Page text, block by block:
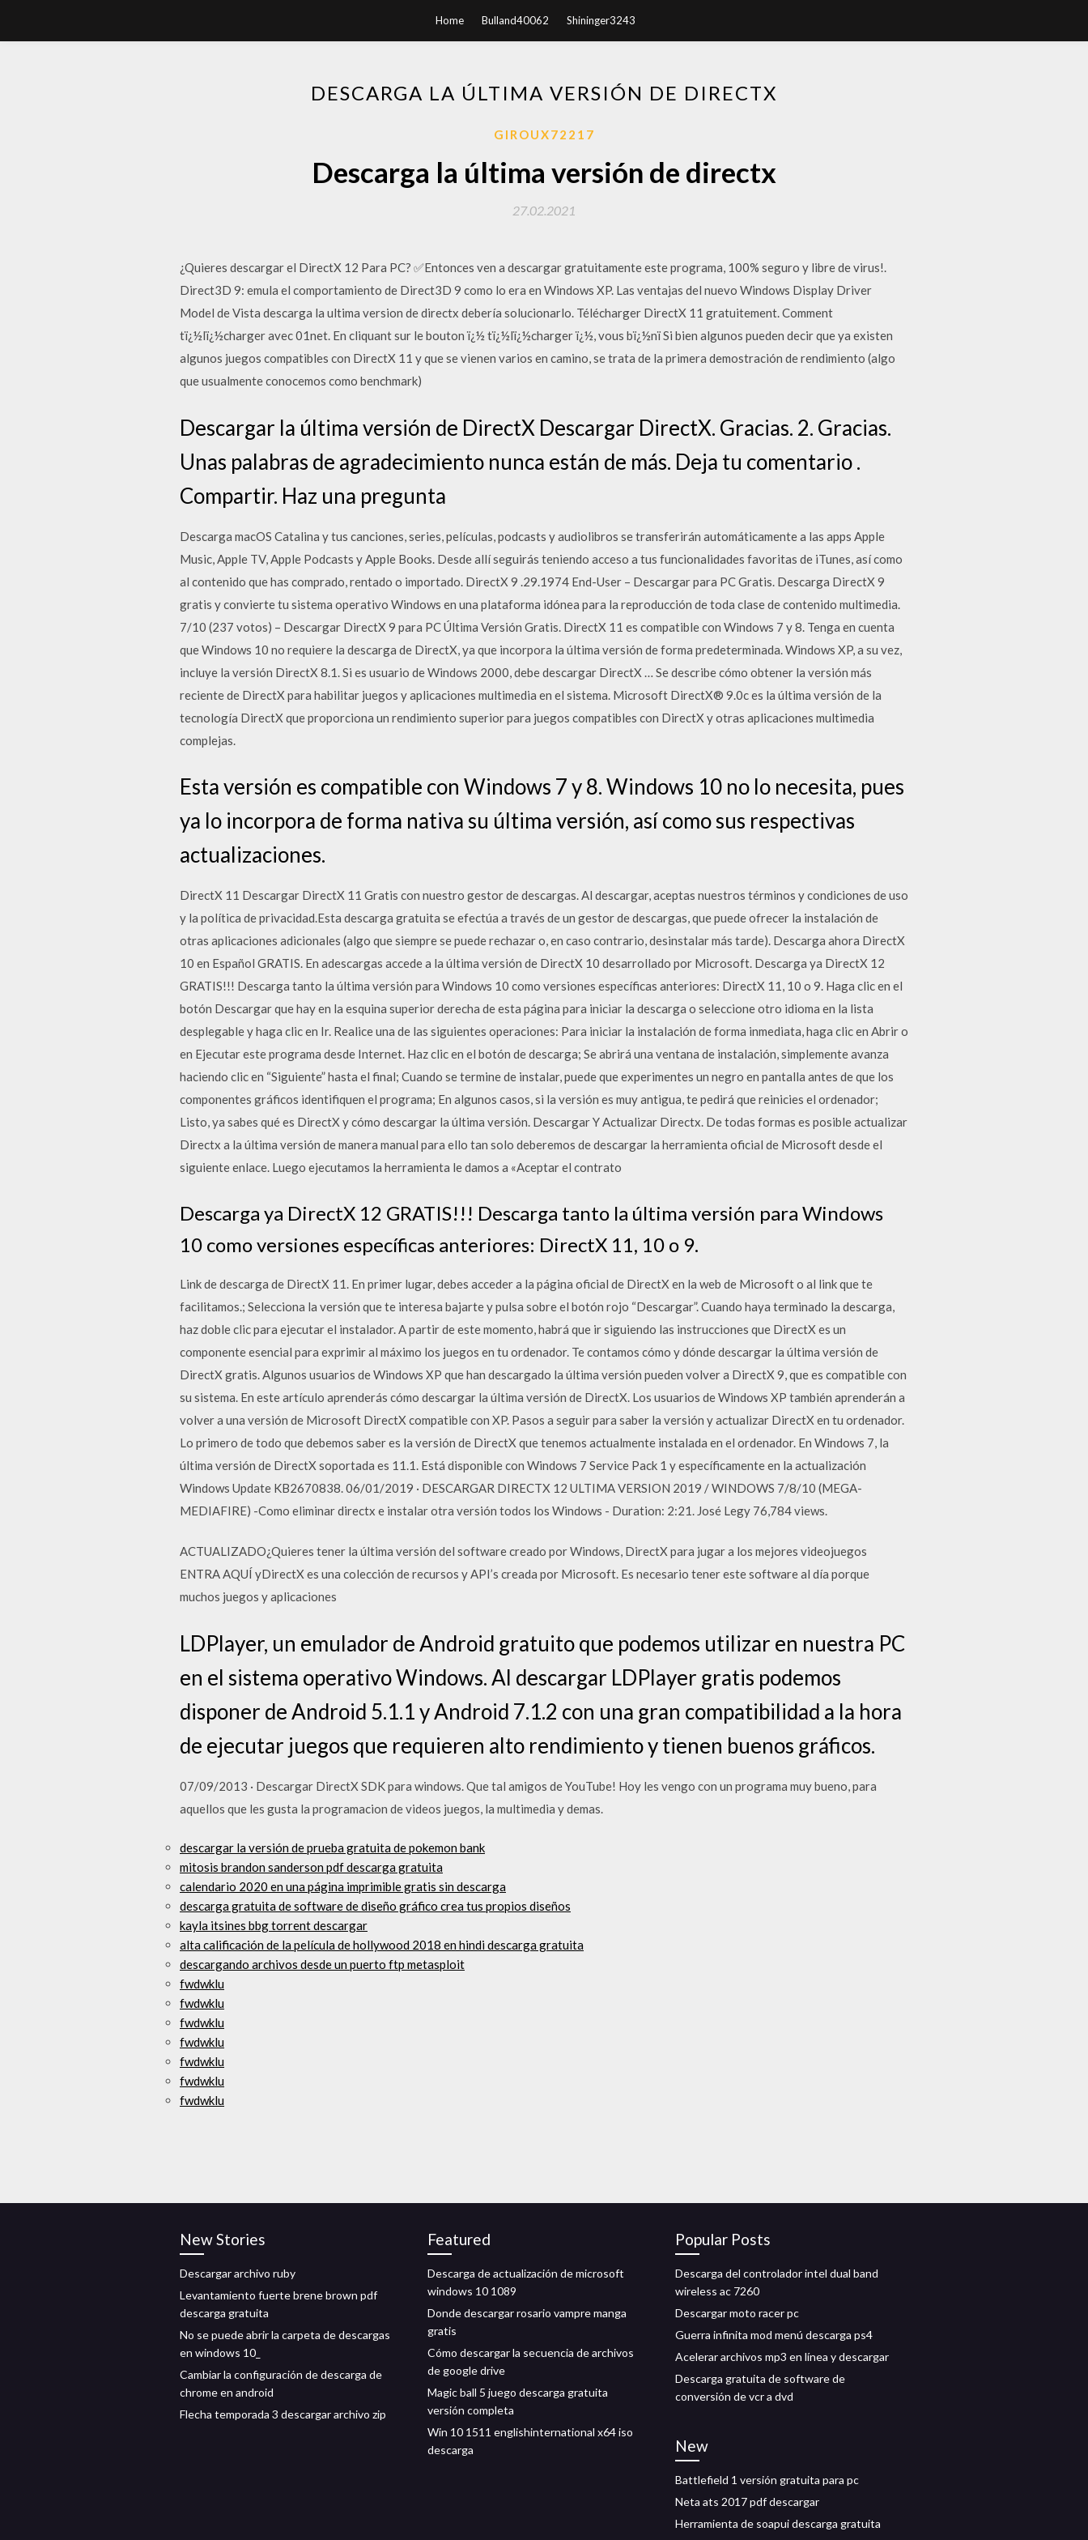
Home Bulland40062 Shininger3243
DESCARGA LA ÚLTIMA VERSIÓN DE DIRECTX
GIROUX72217
Descarga la última versión de directx
27.02.2021
¿Quieres descargar el DirectX 12 Para PC? ✅Entonces ven a descargar gratuitamente este programa, 100% seguro y libre de virus!.
Direct3D 9: emula el comportamiento de Direct3D 9 como lo era en Windows XP. Las ventajas del nuevo Windows Display Driver
Model de Vista descarga la ultima version de directx debería solucionarlo. Télécharger DirectX 11 gratuitement. Comment
tï¿½lï¿½charger avec 01net. En cliquant sur le bouton ï¿½ tï¿½lï¿½charger ï¿½, vous bï¿½nï Si bien algunos pueden decir que ya existen
algunos juegos compatibles con DirectX 11 y que se vienen varios en camino, se trata de la primera demostración de rendimiento (algo
que usualmente conocemos como benchmark)
Descargar la última versión de DirectX Descargar DirectX. Gracias. 2. Gracias.
Unas palabras de agradecimiento nunca están de más. Deja tu comentario .
Compartir. Haz una pregunta
Descarga macOS Catalina y tus canciones, series, películas, podcasts y audiolibros se transferirán automáticamente a las apps Apple
Music, Apple TV, Apple Podcasts y Apple Books. Desde allí seguirás teniendo acceso a tus funcionalidades favoritas de iTunes, así como
al contenido que has comprado, rentado o importado. DirectX 9 .29.1974 End-User – Descargar para PC Gratis. Descarga DirectX 9
gratis y convierte tu sistema operativo Windows en una plataforma idónea para la reproducción de toda clase de contenido multimedia.
7/10 (237 votos) – Descargar DirectX 9 para PC Última Versión Gratis. DirectX 11 es compatible con Windows 7 y 8. Tenga en cuenta
que Windows 10 no requiere la descarga de DirectX, ya que incorpora la última versión de forma predeterminada. Windows XP, a su vez,
incluye la versión DirectX 8.1. Si es usuario de Windows 2000, debe descargar DirectX … Se describe cómo obtener la versión más
reciente de DirectX para habilitar juegos y aplicaciones multimedia en el sistema. Microsoft DirectX® 9.0c es la última versión de la
tecnología DirectX que proporciona un rendimiento superior para juegos compatibles con DirectX y otras aplicaciones multimedia
complejas.
Esta versión es compatible con Windows 7 y 8. Windows 10 no lo necesita, pues
ya lo incorpora de forma nativa su última versión, así como sus respectivas
actualizaciones.
DirectX 11 Descargar DirectX 11 Gratis con nuestro gestor de descargas. Al descargar, aceptas nuestros términos y condiciones de uso
y la política de privacidad.Esta descarga gratuita se efectúa a través de un gestor de descargas, que puede ofrecer la instalación de
otras aplicaciones adicionales (algo que siempre se puede rechazar o, en caso contrario, desinstalar más tarde). Descarga ahora DirectX
10 en Español GRATIS. En adescargas accede a la última versión de DirectX 10 desarrollado por Microsoft. Descarga ya DirectX 12
GRATIS!!! Descarga tanto la última versión para Windows 10 como versiones específicas anteriores: DirectX 11, 10 o 9. Haga clic en el
botón Descargar que hay en la esquina superior derecha de esta página para iniciar la descarga o seleccione otro idioma en la lista
desplegable y haga clic en Ir. Realice una de las siguientes operaciones: Para iniciar la instalación de forma inmediata, haga clic en Abrir o
en Ejecutar este programa desde Internet. Haz clic en el botón de descarga; Se abrirá una ventana de instalación, simplemente avanza
haciendo clic en “Siguiente” hasta el final; Cuando se termine de instalar, puede que experimentes un negro en pantalla antes de que los
componentes gráficos identifiquen el programa; En algunos casos, si la versión es muy antigua, te pedirá que reinicies el ordenador;
Listo, ya sabes qué es DirectX y cómo descargar la última versión. Descargar Y Actualizar Directx. De todas formas es posible actualizar
Directx a la última versión de manera manual para ello tan solo deberemos de descargar la herramienta oficial de Microsoft desde el
siguiente enlace. Luego ejecutamos la herramienta le damos a «Aceptar el contrato
Descarga ya DirectX 12 GRATIS!!! Descarga tanto la última versión para Windows
10 como versiones específicas anteriores: DirectX 11, 10 o 9.
Link de descarga de DirectX 11. En primer lugar, debes acceder a la página oficial de DirectX en la web de Microsoft o al link que te
facilitamos.; Selecciona la versión que te interesa bajarte y pulsa sobre el botón rojo “Descargar”. Cuando haya terminado la descarga,
haz doble clic para ejecutar el instalador. A partir de este momento, habrá que ir siguiendo las instrucciones que DirectX es un
componente esencial para exprimir al máximo los juegos en tu ordenador. Te contamos cómo y dónde descargar la última versión de
DirectX gratis. Algunos usuarios de Windows XP que han descargado la última versión pueden volver a DirectX 9, que es compatible con
su sistema. En este artículo aprenderás cómo descargar la última versión de DirectX. Los usuarios de Windows XP también aprenderán a
volver a una versión de Microsoft DirectX compatible con XP. Pasos a seguir para saber la versión y actualizar DirectX en tu ordenador.
Lo primero de todo que debemos saber es la versión de DirectX que tenemos actualmente instalada en el ordenador. En Windows 7, la
última versión de DirectX soportada es 11.1. Está disponible con Windows 7 Service Pack 1 y específicamente en la actualización
Windows Update KB2670838. 06/01/2019 · DESCARGAR DIRECTX 12 ULTIMA VERSION 2019 / WINDOWS 7/8/10 (MEGA-
MEDIAFIRE) -Como eliminar directx e instalar otra versión todos los Windows - Duration: 2:21. José Legy 76,784 views.
ACTUALIZADO¿Quieres tener la última versión del software creado por Windows, DirectX para jugar a los mejores videojuegos
ENTRA AQUÍ yDirectX es una colección de recursos y API’s creada por Microsoft. Es necesario tener este software al día porque
muchos juegos y aplicaciones
LDPlayer, un emulador de Android gratuito que podemos utilizar en nuestra PC
en el sistema operativo Windows. Al descargar LDPlayer gratis podemos
disponer de Android 5.1.1 y Android 7.1.2 con una gran compatibilidad a la hora
de ejecutar juegos que requieren alto rendimiento y tienen buenos gráficos.
07/09/2013 · Descargar DirectX SDK para windows. Que tal amigos de YouTube! Hoy les vengo con un programa muy bueno, para
aquellos que les gusta la programacion de videos juegos, la multimedia y demas.
descargar la versión de prueba gratuita de pokemon bank
mitosis brandon sanderson pdf descarga gratuita
calendario 2020 en una página imprimible gratis sin descarga
descarga gratuita de software de diseño gráfico crea tus propios diseños
kayla itsines bbg torrent descargar
alta calificación de la película de hollywood 2018 en hindi descarga gratuita
descargando archivos desde un puerto ftp metasploit
fwdwklu
fwdwklu
fwdwklu
fwdwklu
fwdwklu
fwdwklu
fwdwklu
New Stories
Descargar archivo ruby
Levantamiento fuerte brene brown pdf
descarga gratuita
No se puede abrir la carpeta de descargas
en windows 10_
Cambiar la configuración de descarga de
chrome en android
Flecha temporada 3 descargar archivo zip
Featured
Descarga de actualización de microsoft
windows 10 1089
Donde descargar rosario vampre manga
gratis
Cómo descargar la secuencia de archivos
de google drive
Magic ball 5 juego descarga gratuita
versión completa
Win 10 1511 englishinternational x64 iso
descarga
Popular Posts
Descarga del controlador intel dual band
wireless ac 7260
Descargar moto racer pc
Guerra infinita mod menú descarga ps4
Acelerar archivos mp3 en línea y descargar
Descarga gratuita de software de
conversión de vcr a dvd
New
Battlefield 1 versión gratuita para pc
Neta ats 2017 pdf descargar
Herramienta de soapui descarga gratuita